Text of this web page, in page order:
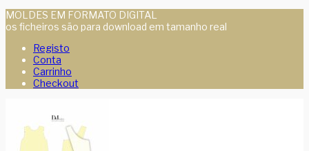
MOLDES EM FORMATO DIGITAL
os ficheiros são para download em tamanho real
Registo
Conta
Carrinho
Checkout